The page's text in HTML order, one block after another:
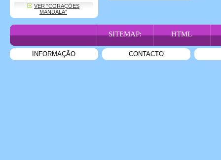
VER "CORAÇÕES
MANDALA"
SITEMAP: HTML
INFORMAÇÃO CONTACTO